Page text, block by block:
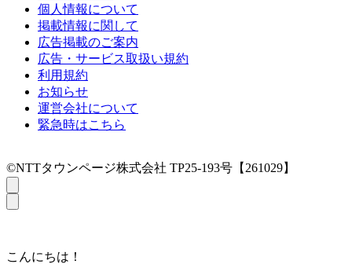
個人情報について
掲載情報に関して
広告掲載のご案内
広告・サービス取扱い規約
利用規約
お知らせ
運営会社について
緊急時はこちら
©NTTタウンページ株式会社 TP25-193号【261029】
こんにちは！